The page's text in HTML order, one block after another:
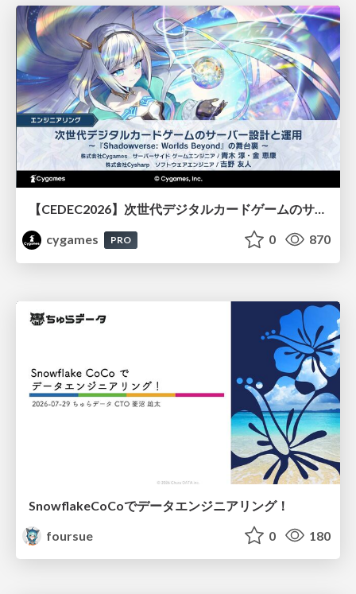
【CEDEC2026】次世代デジタルカードゲームのサーバー設計と運用 〜『Shadowverse: Worlds Beyond』の舞台裏～
cygames
PRO 0 870
SnowflakeCoCoでデータエンジニアリング！
foursue
0 180